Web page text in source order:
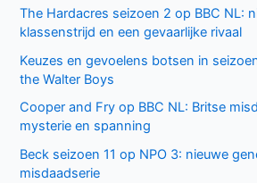
The Hardacres seizoen 2 op BBC NL:
klassenstrijd en een gevaarlijke rivaal
Keuzes en gevoelens botsen in
the Walter Boys
Cooper and Fry op BBC NL: Britse
mysterie en spanning
Beck seizoen 11 op NPO 3: nieuwe
misdaadserie